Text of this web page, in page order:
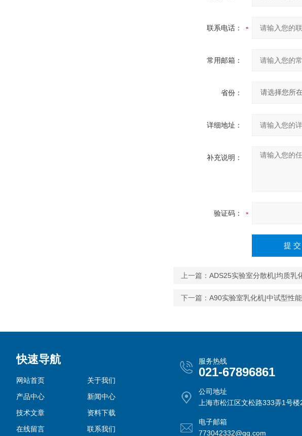
联系电话：
常用邮箱：
省份：
详细地址：
补充说明：
验证码：
上一篇： ADS25实验室分散机|均质乳
下一篇： A90实验室乳化机|中试型性能
快速导航
网站首页
关于我们
产品中心
新闻中心
技术文章
资料下载
在线留言
联系我们
服务热线
021-67896861
公司地址
上海市松江区文松路333弄1号楼
电子邮箱
773042332@qq.com